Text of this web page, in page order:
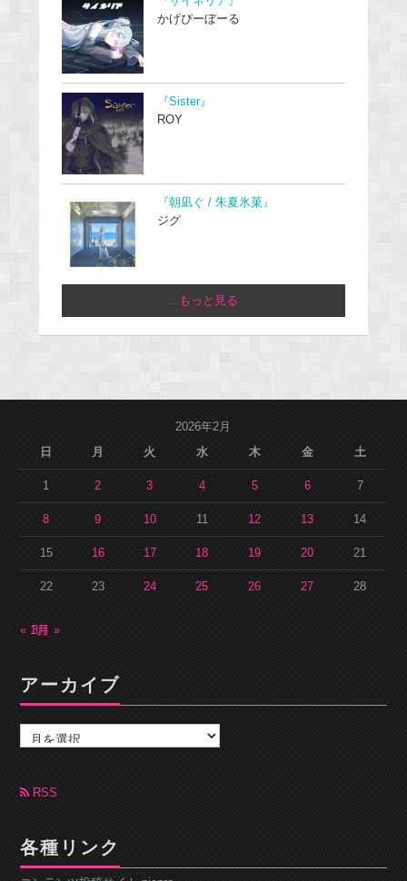
かげぴーぼーる
『Sister』
ROY
『朝凪ぐ / 朱夏氷菓』
ジグ
...もっと見る
2026年2月
日
月 火 水 木 金 土
1 2 3 4 5 6 7
8 9 10 11 12 13 14
15 16 17 18 19 20 21
22 23 24 25 26 27 28
« 1月3月 »
アーカイブ
カ
ブ RSS
各種リンク